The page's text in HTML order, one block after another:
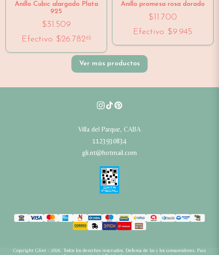
Anillo Cubic alargado Plata
925
$31.509
Efectivo $26.78265
Anillo promesa rosa dorado
$11.700
Efectivo $9.945
Ver más productos
Villa del Parque, CABA
1123930834
gli.nt@hotmail.com
Copyright Glint - 2026. Todos los derechos reservados. Defensa de las y los consumidores. Para